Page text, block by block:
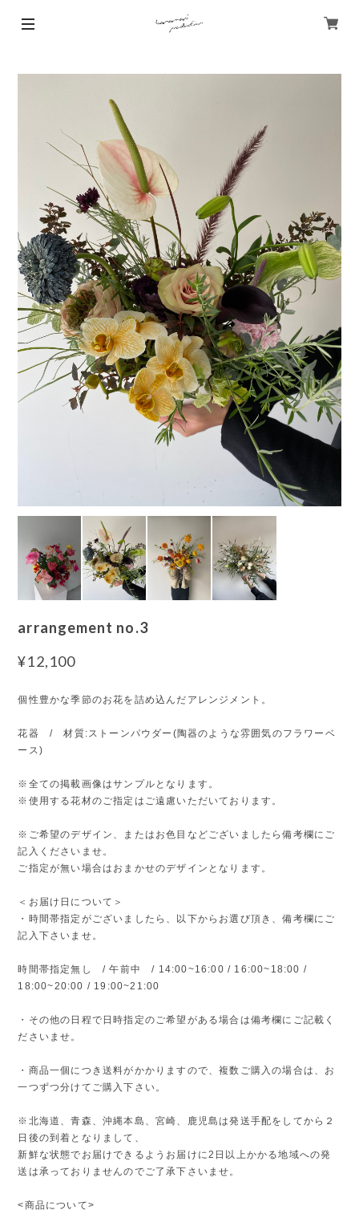
arrangement no.3
¥12,100
個性豊かな季節のお花を詰め込んだアレンジメント。
花器 / 材質:ストーンパウダー(陶器のような雰囲気のフラワーベ
ース)
※全ての掲載画像はサンプルとなります。
※使用する花材のご指定はご遠慮いただいております。
※ご希望のデザイン、またはお色目などございましたら備考欄にご
記入くださいませ。
ご指定が無い場合はおまかせのデザインとなります。
＜お届け日について＞
・時間帯指定がございましたら、以下からお選び頂き、備考欄にご
記入下さいませ。
時間帯指定無し / 午前中 / 14:00~16:00 / 16:00~18:00 /
18:00~20:00 / 19:00~21:00
・その他の日程で日時指定のご希望がある場合は備考欄にご記載く
ださいませ。
・商品一個につき送料がかかりますので、複数ご購入の場合は、お
一つずつ分けてご購入下さい。
※北海道、青森、沖縄本島、宮崎、鹿児島は発送手配をしてから２
日後の到着となりまして、
新鮮な状態でお届けできるようお届けに2日以上かかる地域への発
送は承っておりませんのでご了承下さいませ。
<商品について>